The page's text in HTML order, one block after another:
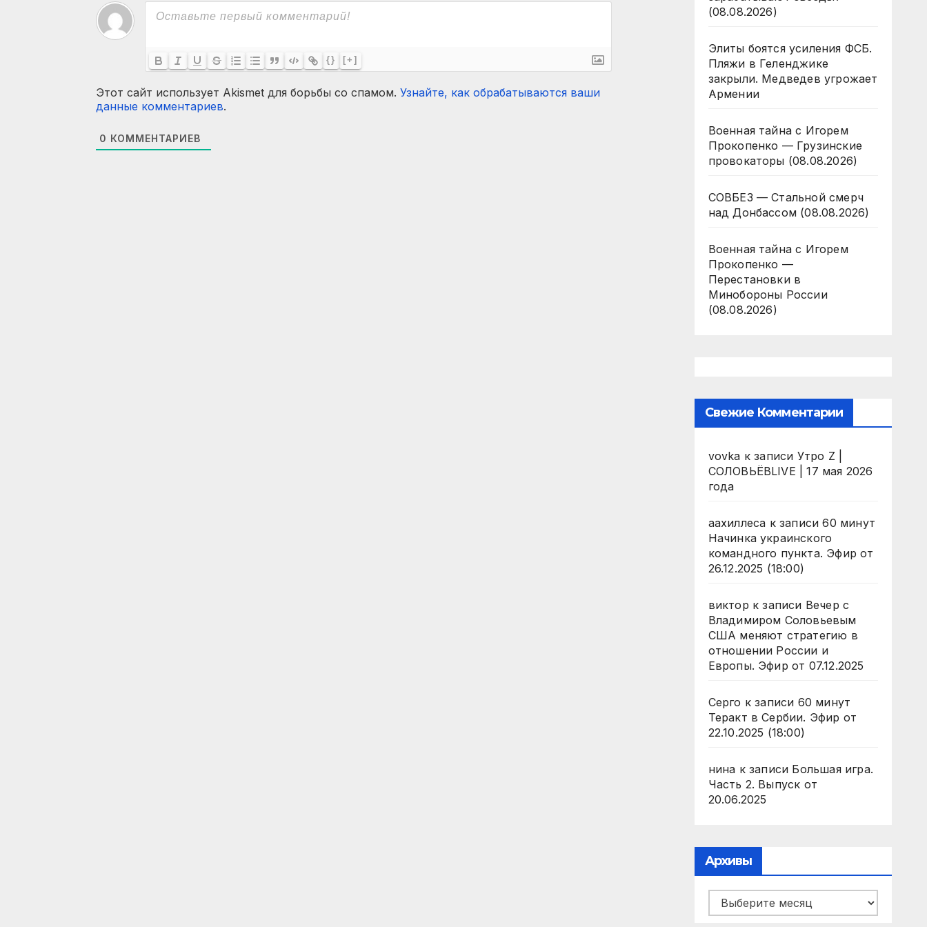
{} [+]
Этот сайт использует Akismet для борьбы со спамом. Узнайте, как обрабатываются ваши
данные комментариев.
0 КОММЕНТАРИЕВ
(08.08.2026)
Элиты боятся усиления ФСБ.
Пляжи в Геленджике
закрыли. Медведев угрожает
Армении
Военная тайна с Игорем
Прокопенко — Грузинские
провокаторы (08.08.2026)
СОВБЕЗ — Стальной смерч
над Донбассом (08.08.2026)
Военная тайна с Игорем
Прокопенко —
Перестановки в
Минобороны России
(08.08.2026)
Свежие Комментарии
vovka к записи Утро Z |
СОЛОВЬЁВLIVE | 17 мая 2026
года
аахиллеса к записи60 минут
Начинка украинского
командного пункта. Эфир от
26.12.2025 (18:00)
виктор к записи Вечер с
Владимиром Соловьевым
США меняют стратегию в
отношении России и
Европы. Эфир от 07.12.2025
Серго к записи 60 минут
Теракт в Сербии. Эфир от
22.10.2025 (18:00)
нина к записи Большая игра.
Часть 2. Выпуск от
20.06.2025
Архивы
Архивы